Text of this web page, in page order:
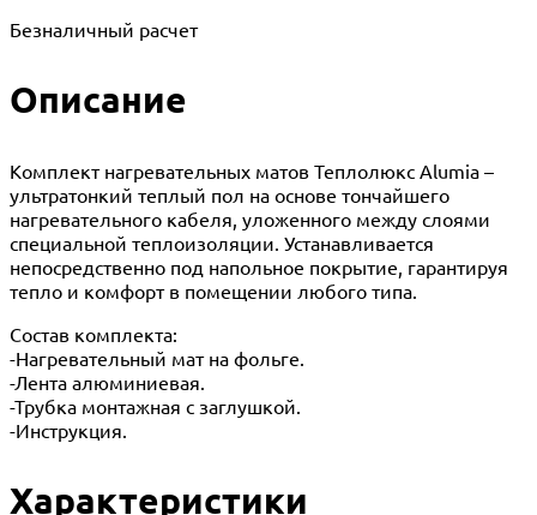
Безналичный расчет
Описание
Комплект нагревательных матов Теплолюкс Alumia –
ультратонкий теплый пол на основе тончайшего
нагревательного кабеля, уложенного между слоями
специальной теплоизоляции. Устанавливается
непосредственно под напольное покрытие, гарантируя
тепло и комфорт в помещении любого типа.
Состав комплекта:
-Нагревательный мат на фольге.
-Лента алюминиевая.
-Трубка монтажная с заглушкой.
-Инструкция.
Характеристики